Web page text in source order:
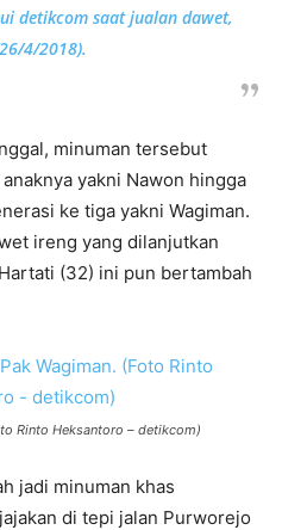
detikcomsaat jualan dawet,
4/2018).
minuman tersebut
yakni Nawon hingga
ke tiga yakni Wagiman.
ireng yang dilanjutkan
(32) ini pun bertambah
Rinto Heksantoro – detikcom)
jadi minuman khas
di tepi jalan Purworejo